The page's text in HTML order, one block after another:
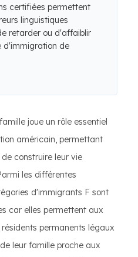
certifiées permettent
linguistiques
retarder ou d'affaiblir
d'immigration de
joue un rôle essentiel
américain, permettant
construire leur vie
les différentes
d'immigrants F sont
car elles permettent aux
permanents légaux
leur famille proche aux